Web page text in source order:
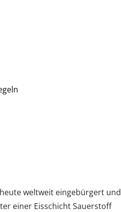
weltweit eingebürgert und
einer Eisschicht Sauerstoff